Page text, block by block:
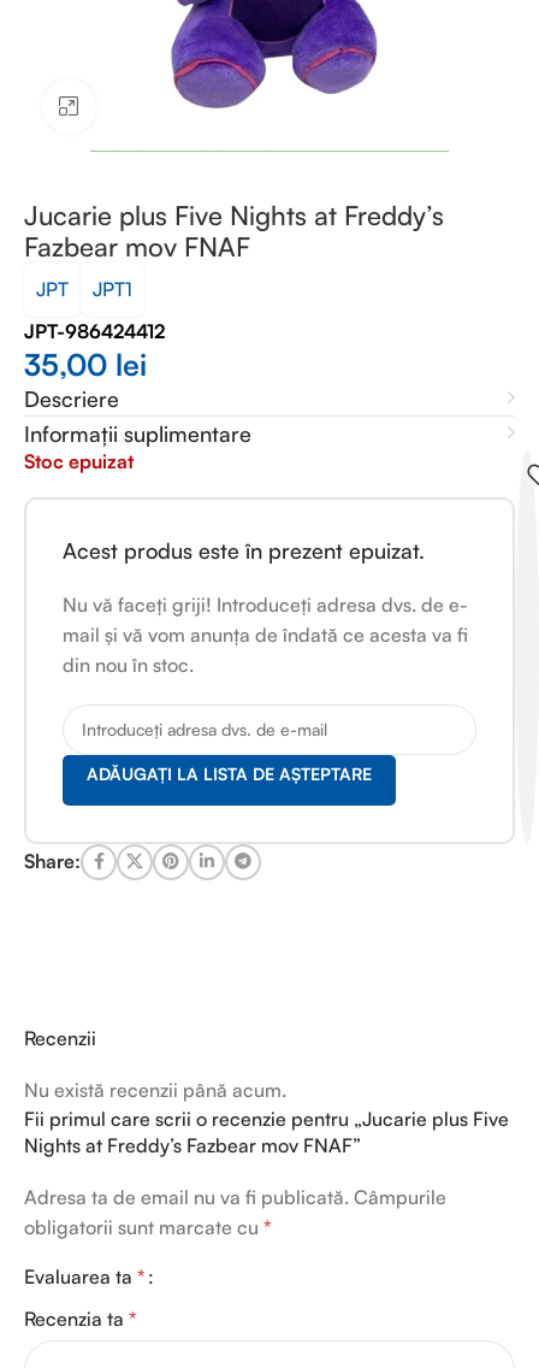
Faceți clic pentru a mări
Jucarie plus Five Nights at Freddy’s
Fazbear mov FNAF
JPT
JPT1
JPT-986424412
35,00 lei
Descriere
Informații suplimentare
Stoc epuizat
Acest produs este în prezent epuizat.
Nu vă faceți griji! Introduceți adresa dvs. de e-
mail și vă vom anunța de îndată ce acesta va fi
din nou în stoc.
ADĂUGAȚI LA LISTA DE AȘTEPTARE
Share:
Recenzii
Nu există recenzii până acum.
Fii primul care scrii o recenzie pentru „Jucarie plus Five
Nights at Freddy’s Fazbear mov FNAF”
Adresa ta de email nu va fi publicată. Câmpurile
obligatorii sunt marcate cu *
Evaluarea ta *
Recenzia ta *